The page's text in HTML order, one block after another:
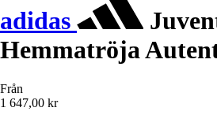
adidas
Hemmatröja
Från
1 647,00 kr